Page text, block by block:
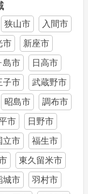
狭山市
入間市
市
新座市
島市
日高市
子市
武蔵野市
昭島市
調布市
市
日野市
立市
福生市
東久留米市
城市
羽村市